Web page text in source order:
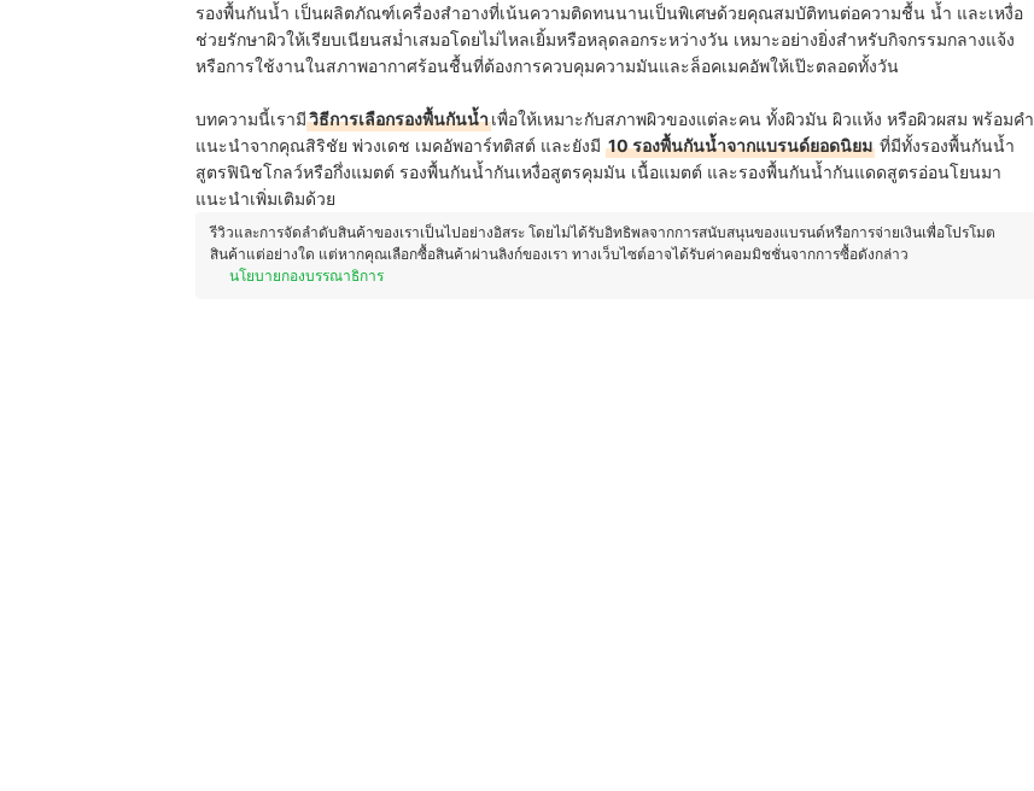
รองพื้นกันน้ำ เป็นผลิตภัณฑ์เครื่องสำอางที่เน้นความติดทนนานเป็นพิเศษด้วยคุณสมบัติทนต่อความชื้น น้ำ และเหงื่อ
ช่วยรักษาผิวให้เรียบเนียนสม่ำเสมอโดยไม่ไหลเยิ้มหรือหลุดลอกระหว่างวัน เหมาะอย่างยิ่งสำหรับกิจกรรมกลางแจ้ง
หรือการใช้งานในสภาพอากาศร้อนชื้นที่ต้องการควบคุมความมันและล็อคเมคอัพให้เป๊ะตลอดทั้งวัน
บทความนี้เรามีวิธีการเลือกรองพื้นกันน้ำเพื่อให้เหมาะกับสภาพผิวของแต่ละคน ทั้งผิวมัน ผิวแห้ง หรือผิวผสม พร้อมคำ
แนะนำจากคุณสิริชัย พ่วงเดช เมคอัพอาร์ทติสต์ และยังมี 10 รองพื้นกันน้ำจากแบรนด์ยอดนิยม ที่มีทั้งรองพื้นกันน้ำ
สูตรฟินิชโกลว์หรือกึ่งแมตต์ รองพื้นกันน้ำกันเหงื่อสูตรคุมมัน เนื้อแมตต์ และรองพื้นกันน้ำกันแดดสูตรอ่อนโยนมา
แนะนำเพิ่มเติมด้วย
รีวิวและการจัดลำดับสินค้าของเราเป็นไปอย่างอิสระ โดยไม่ได้รับอิทธิพลจากการสนับสนุนของแบรนด์หรือการจ่ายเงินเพื่อโปรโมต
สินค้าแต่อย่างใด แต่หากคุณเลือกซื้อสินค้าผ่านลิงก์ของเรา ทางเว็บไซต์อาจได้รับค่าคอมมิชชั่นจากการซื้อดังกล่าว
นโยบายกองบรรณาธิการ